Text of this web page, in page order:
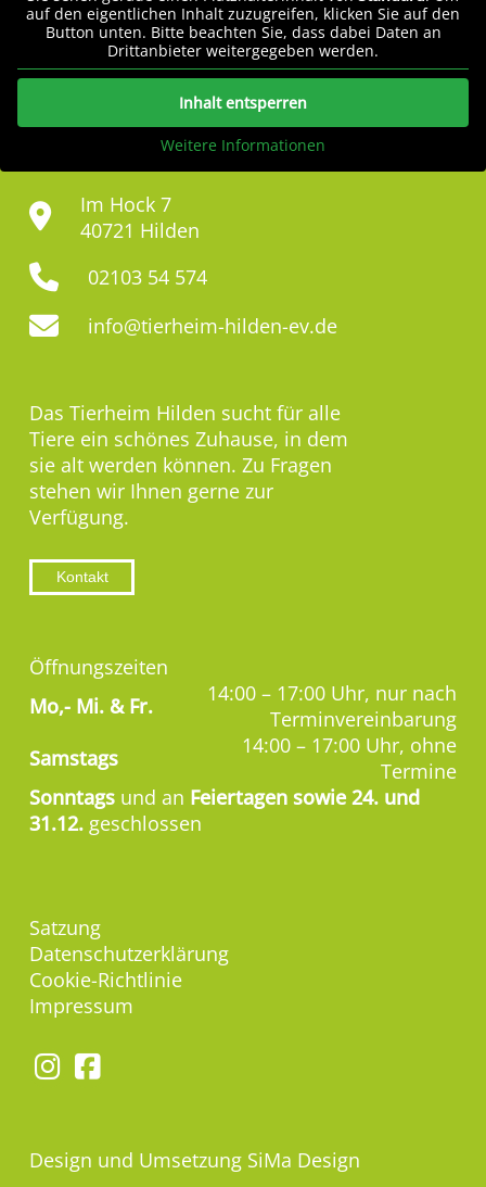
auf den eigentlichen Inhalt zuzugreifen, klicken Sie auf den
Button unten. Bitte beachten Sie, dass dabei Daten an
Drittanbieter weitergegeben werden.
Inhalt entsperren
Weitere Informationen
Im Hock 7
40721 Hilden
02103 54 574
info@tierheim-hilden-ev.de
Das Tierheim Hilden sucht für alle
Tiere ein schönes Zuhause, in dem
sie alt werden können. Zu Fragen
stehen wir Ihnen gerne zur
Verfügung.
Kontakt
Öffnungszeiten
Mo,- Mi. & Fr.
14:00 – 17:00 Uhr, nur nach
Terminvereinbarung
Samstags
14:00 – 17:00 Uhr, ohne
Termine
Sonntags und an Feiertagen sowie 24. und
31.12. geschlossen
Satzung
Datenschutzerklärung
Cookie-Richtlinie
Impressum
Design und Umsetzung SiMa Design